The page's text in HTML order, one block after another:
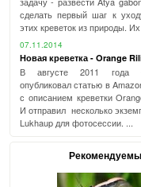
сделать первый шаг к
этих креветок из природы.
07.11.2014
Новая креветка - Orange
В августе 2011 года
опубликовал статью в
с описанием креветки
И отправил несколько
Lukhaup для фотосессии. ...